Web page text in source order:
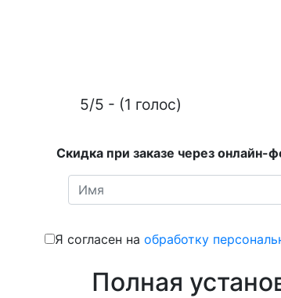
5/5 - (1 голос)
Скидка при заказе через онлайн-
Я согласен на обработку
Полная